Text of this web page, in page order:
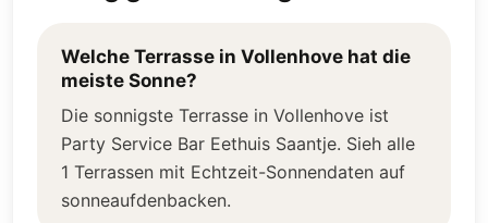
Welche Terrasse in Vollenhove hat die
meiste Sonne?
Die sonnigste Terrasse in Vollenhove ist
Party Service Bar Eethuis Saantje. Sieh alle
1 Terrassen mit Echtzeit-Sonnendaten auf
sonneaufdenbacken.